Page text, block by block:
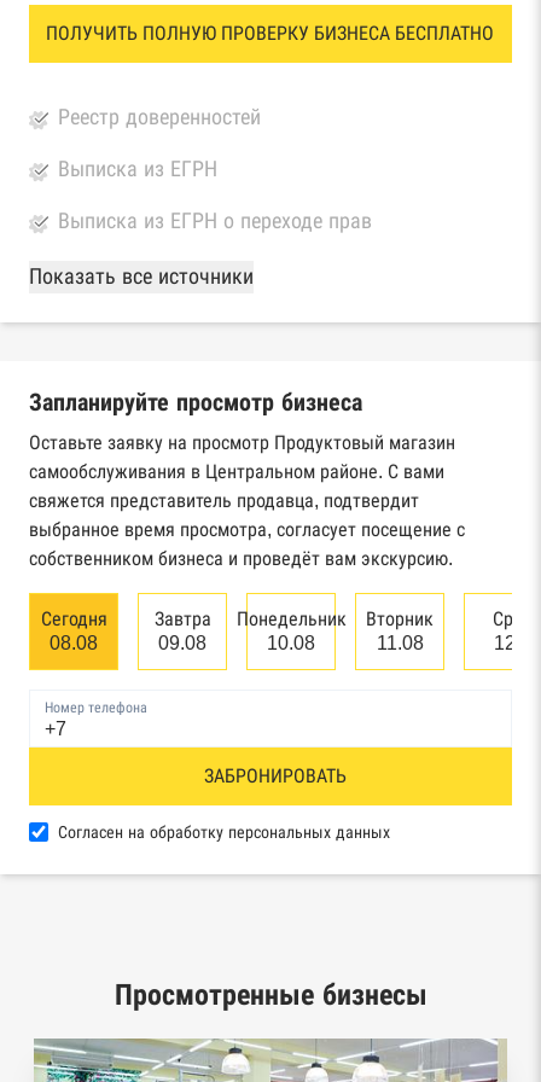
ПОЛУЧИТЬ ПОЛНУЮ ПРОВЕРКУ БИЗНЕСА БЕСПЛАТНО
Реестр доверенностей
Выписка из ЕГРН
Выписка из ЕГРН о переходе прав
База Росстата
Реестры ЕГРЮЛ и ЕГРИП Федеральной
Реестр государственных контрактов
Федерального казначейства
Картотека арбитражных дел Высшего
арбитражного суда
Единый федеральный реестр сведений о
банкротстве юридических лиц
Реестр товарных знаков и знаков обслуживания
База исполнительного производства
Реестры лицензий: Росалкоголь,
Росздравнадзор, Рособрнадзор, Роскомнадзор,
Роспотребнадзор, Росприроднадзор,
Показать все источники
Запланируйте просмотр бизнеса
Оставьте заявку на просмотр Продуктовый магазин
самообслуживания в Центральном районе. С вами
свяжется представитель продавца, подтвердит
выбранное время просмотра, согласует посещение с
собственником бизнеса и проведёт вам экскурсию.
Сегодня
08.08
Завтра
09.08
Понедельник
10.08
Вторник
11.08
12.08
Номер телефона
ЗАБРОНИРОВАТЬ
Согласен на обработку персональных данных
Просмотренные бизнесы